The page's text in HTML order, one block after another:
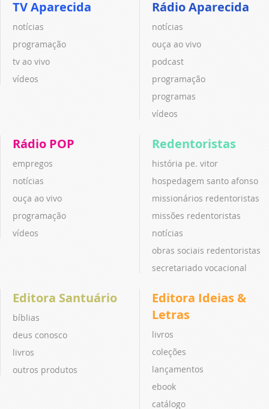
TV Aparecida
notícias
programação
tv ao vivo
vídeos
Rádio Aparecida
notícias
ouça ao vivo
podcast
programação
programas
vídeos
Rádio POP
empregos
notícias
ouça ao vivo
programação
vídeos
Redentoristas
história pe. vitor
hospedagem santo afonso
missionários redentoristas
missões redentoristas
notícias
obras sociais redentoristas
secretariado vocacional
Editora Santuário
bíblias
deus conosco
livros
outros produtos
Editora Ideias &
Letras
livros
coleções
lançamentos
ebook
catálogo